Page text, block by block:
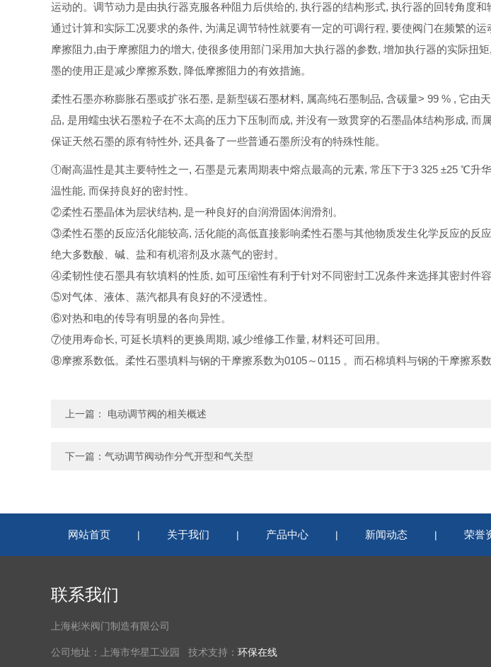
运动的。调节动力是由执行器克服各种阻力后供给的, 执行器的结构形式, 执行器的回转角度和
通过计算和实际工况要求的条件, 为满足调节特性就要有一定的可调行程, 要使阀门在频繁的运
摩擦阻力,由于摩擦阻力的增大, 使很多使用部门采用加大执行器的参数, 增加执行器的实际扭矩,
墨的使用正是减少摩擦系数, 降低摩擦阻力的有效措施。
柔性石墨亦称膨胀石墨或扩张石墨, 是新型碳石墨材料, 属高纯石墨制品, 含碳量> 99 % , 它由
品, 是用蠕虫状石墨粒子在不太高的压力下压制而成, 并没有一致贯穿的石墨晶体结构形成, 而
保证天然石墨的原有特性外, 还具备了一些普通石墨所没有的特殊性能。
①耐高温性是其主要特性之一, 石墨是元素周期表中熔点最高的元素, 常压下于3 325 ±25 ℃升华
温性能, 而保持良好的密封性。
②柔性石墨晶体为层状结构, 是一种良好的自润滑固体润滑剂。
③柔性石墨的反应活化能较高, 活化能的高低直接影响柔性石墨与其他物质发生化学反应的反
绝大多数酸、碱、盐和有机溶剂及水蒸气的密封。
④柔韧性使石墨具有软填料的性质, 如可压缩性有利于针对不同密封工况条件来选择其密封件
⑤对气体、液体、蒸汽都具有良好的不浸透性。
⑥对热和电的传导有明显的各向异性。
⑦使用寿命长, 可延长填料的更换周期, 减少维修工作量, 材料还可回用。
⑧摩擦系数低。柔性石墨填料与钢的干摩擦系数为0105～0115 。而石棉填料与钢的干摩擦系
上一篇： 电动调节阀的相关概述
下一篇： 气动调节阀动作分气开型和气关型
网站首页 | 关于我们 | 产品中心 | 新闻动态 | 荣誉
联系我们
上海彬米阀门制造有限公司
公司地址：上海市华星工业园 技术支持： 环保在线